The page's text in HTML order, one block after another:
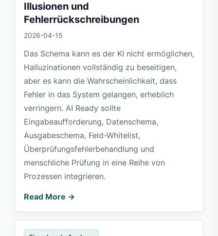
Illusionen und
Fehlerrückschreibungen
2026-04-15
Das Schema kann es der KI nicht ermöglichen,
Halluzinationen vollständig zu beseitigen,
aber es kann die Wahrscheinlichkeit, dass
Fehler in das System gelangen, erheblich
verringern. AI Ready sollte
Eingabeaufforderung, Datenschema,
Ausgabeschema, Feld-Whitelist,
Überprüfungsfehlerbehandlung und
menschliche Prüfung in eine Reihe von
Prozessen integrieren.
Read More →